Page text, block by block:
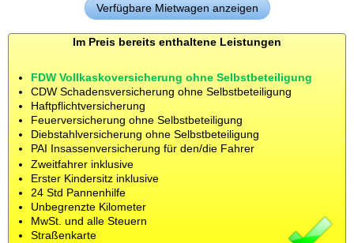
Im Preis bereits enthaltene Leistungen
FDW Vollkaskoversicherung ohne Selbstbeteiligung
CDW Schadensversicherung ohne Selbstbeteiligung
Haftpflichtversicherung
Feuerversicherung ohne Selbstbeteiligung
Diebstahlversicherung ohne Selbstbeteiligung
PAI Insassenversicherung für den/die Fahrer
Zweitfahrer inklusive
Erster Kindersitz inklusive
24 Std Pannenhilfe
Unbegrenzte Kilometer
MwSt. und alle Steuern
Straßenkarte